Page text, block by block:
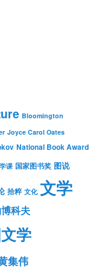
Bloomington
Joyce Carol Oates
National Book Award
课 国家图书奖 图说
拾粹 文化 文学
科夫
学
集伟